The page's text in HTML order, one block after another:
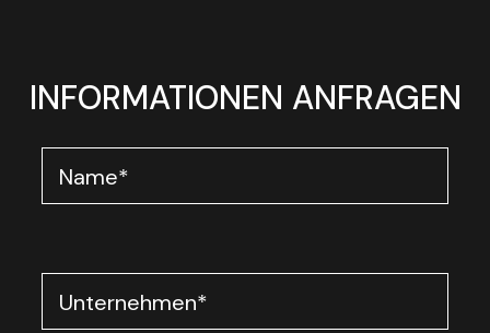
INFORMATIONEN ANFRAGEN
Name*
Unternehmen*